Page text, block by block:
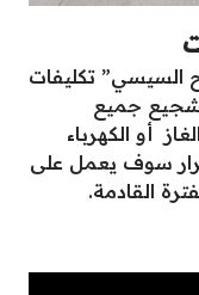
السيسي” تكليفات
جميع
أو الكهرباء
سوف يعمل على
القادمة.